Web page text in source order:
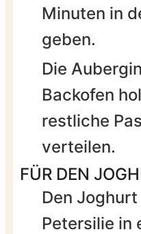
Minuten in
geben.
Die
Backofen
restliche
verteilen.
FÜR DEN
Den
Petersilie in